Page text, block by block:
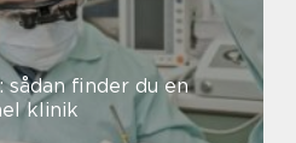
sådan finder du en
klinik